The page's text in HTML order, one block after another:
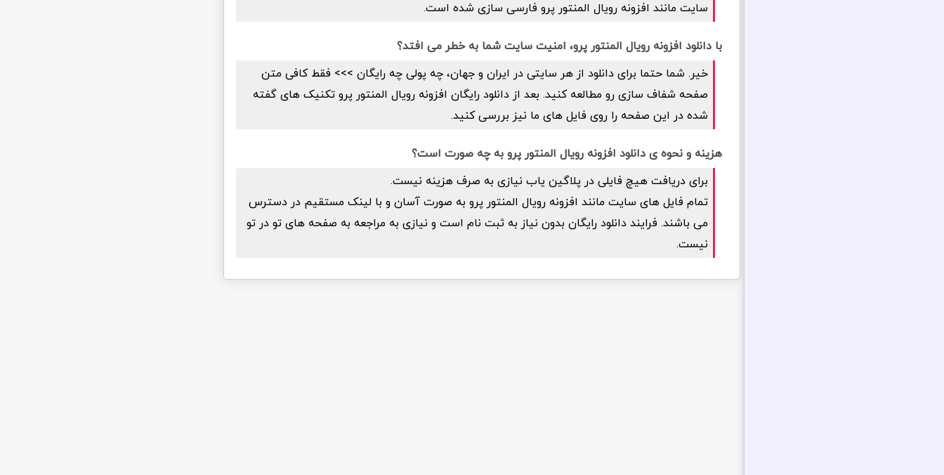
سایت مانند افزونه رویال المنتور پرو فارسی سازی شده است.
با دانلود افزونه رویال المنتور پرو، امنیت سایت شما به خطر می افتد؟
خیر. شما حتما برای دانلود از هر سایتی در ایران و جهان، چه پولی چه رایگان >>> فقط کافی متن
صفحه شفاف سازی رو مطالعه کنید. بعد از دانلود رایگان افزونه رویال المنتور پرو تکنیک های گفته
شده در این صفحه را روی فایل های ما نیز بررسی کنید.
هزینه و نحوه ی دانلود افزونه رویال المنتور پرو به چه صورت است؟
برای دریافت هیچ فایلی در پلاگین یاب نیازی به صرف هزینه نیست.
تمام فایل های سایت مانند افزونه رویال المنتور پرو به صورت آسان و با لینک مستقیم در دسترس
می باشند. فرایند دانلود رایگان بدون نیاز به ثبت نام است و نیازی به مراجعه به صفحه های تو در تو
نیست.